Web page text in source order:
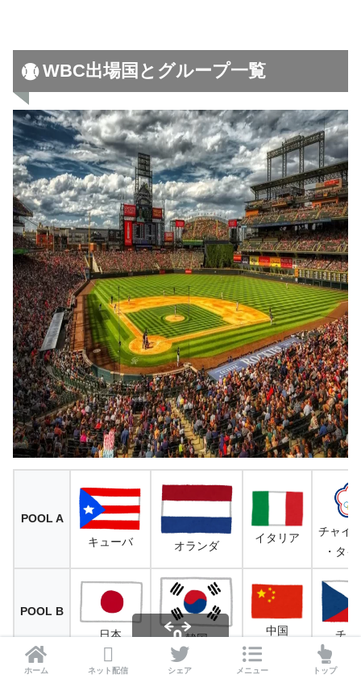
WBC出場国とグループ一覧
POOL A
キューバ
オランダ
イタリア
チャイ
・タ
POOL B
日本
韓国
中国 チェ
スクロールできます
ホーム ネット配信 シェア メニュー トップ